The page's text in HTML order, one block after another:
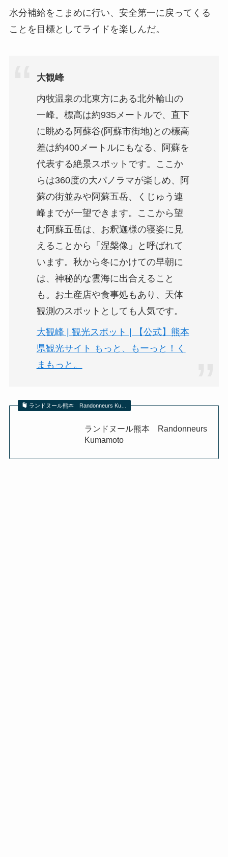
水分補給をこまめに行い、安全第一に戻ってくる
ことを目標としてライドを楽しんだ。
大観峰
内牧温泉の北東方にある北外輪山の
一峰。標高は約935メートルで、直下
に眺める阿蘇谷(阿蘇市街地)との標高
差は約400メートルにもなる、阿蘇を
代表する絶景スポットです。ここか
らは360度の大パノラマが楽しめ、阿
蘇の街並みや阿蘇五岳、くじゅう連
峰までが一望できます。ここから望
む阿蘇五岳は、お釈迦様の寝姿に見
えることから「涅槃像」と呼ばれて
います。秋から冬にかけての早朝に
は、神秘的な雲海に出合えること
も。お土産店や食事処もあり、天体
観測のスポットとしても人気です。
大観峰 | 観光スポット | 【公式】熊本
県観光サイト もっと、もーっと！く
まもっと。
ランドヌール熊本 Randonneurs Ku…
ランドヌール熊本 Randonneurs
Kumamoto